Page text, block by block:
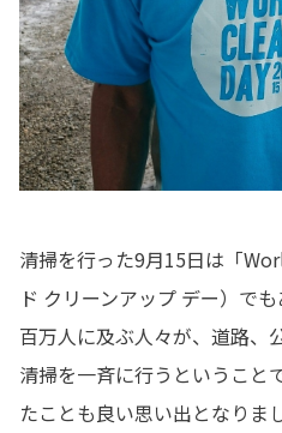
清掃を行った9月15日は「
ド クリーンアップ デー）で
百万人に及ぶ人々が、道路、
清掃を一斉に行うということ
たことも良い思い出となりま